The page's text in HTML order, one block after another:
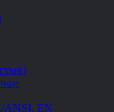
ANSI, EN